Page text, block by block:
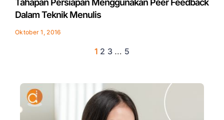
Tahapan Persiapan Menggunakan Peer Feedback
Dalam Teknik Menulis
Oktober 1, 2016
1 2 3 … 5